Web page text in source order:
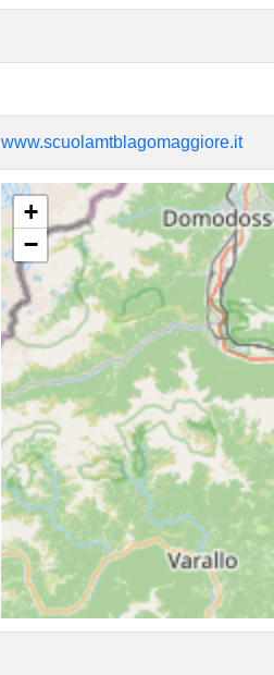
www.scuolamtblagomaggiore.it
+
−